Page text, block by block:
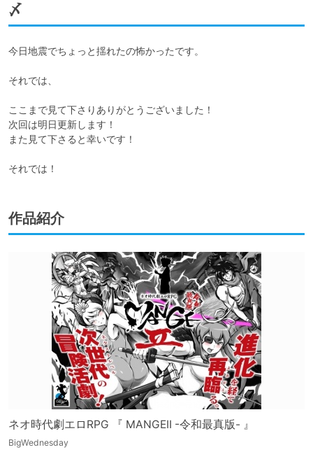
〆
今日地震でちょっと揺れたの怖かったです。
それでは、
ここまで見て下さりありがとうございました！
次回は明日更新します！
また見て下さると幸いです！
それでは！
作品紹介
ネオ時代劇エロRPG 『 MANGEII -令和最真版- 』
BigWednesday